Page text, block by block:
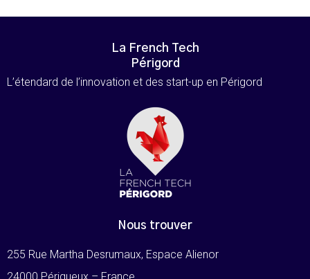
La French Tech
Périgord
L’étendard de l’innovation et des start-up en Périgord
Nous trouver
255 Rue Martha Desrumaux, Espace Alienor